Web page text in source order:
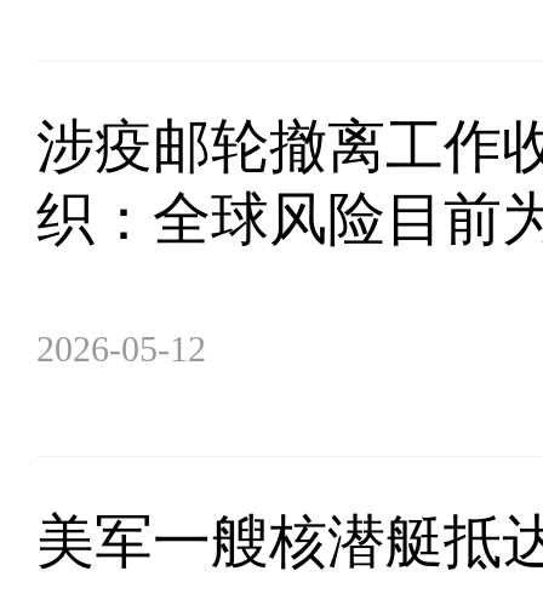
涉疫邮轮撤离工作
织：全球风险目前
2026-05-12
美军一艘核潜艇抵